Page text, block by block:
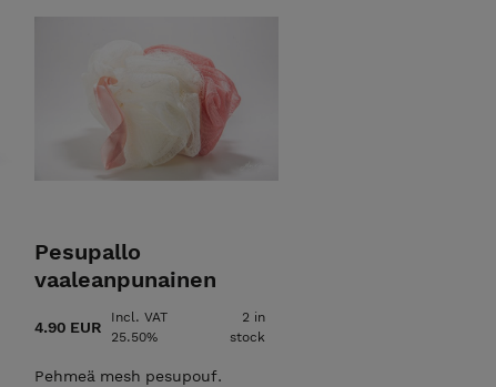
Pesupallo
vaaleanpunainen
4.90 EUR
Incl. VAT
25.50%
2 in
stock
Pehmeä mesh pesupouf.